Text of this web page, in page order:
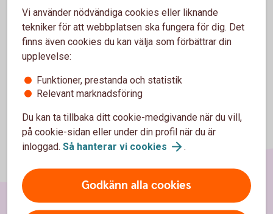
Se pris förhemförsäkringen
Vi använder nödvändiga cookies eller liknande
tekniker för att webbplatsen ska fungera för dig. Det
finns även cookies du kan välja som förbättrar din
upplevelse:
Funktioner, prestanda och statistik
Relevant marknadsföring
Du kan ta tillbaka ditt cookie-medgivande när du vill,
på cookie-sidan eller under din profil när du är
inloggad. Så hanterar vi cookies .
Godkänn alla cookies